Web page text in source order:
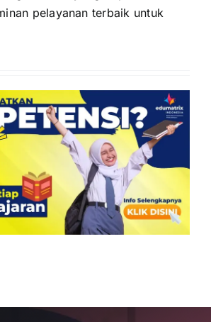
pelayanan terbaik untuk